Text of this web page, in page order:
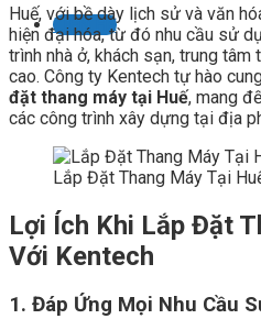
LIÊN HỆ
Huế, với bề dày lịch sử và văn
hiện đại hóa, từ đó nhu cầu sử
trình nhà ở, khách sạn, trung
cao. Công ty Kentech tự hào
đặt thang máy tại Huế, mang
các công trình xây dựng tại địa
Lắp Đặt Thang Máy Tại
Lợi Ích Khi Lắp Đặt
Với Kentech
1. Đáp Ứng Mọi Nhu Cầu